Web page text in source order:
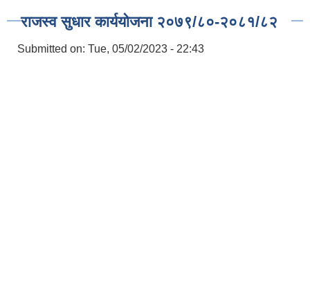
राजस्व सुधार कार्ययोजना २०७९/८०-२०८१/८२
Submitted on: Tue, 05/02/2023 - 22:43